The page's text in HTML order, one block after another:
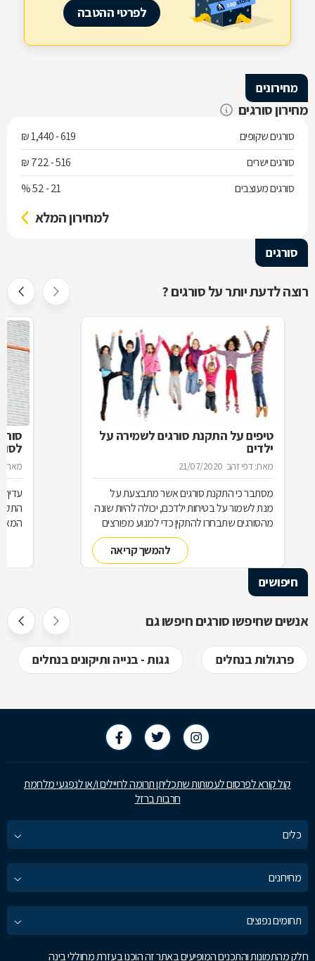
לפרטי ההטבה
מחירונים
מחירון סורגים
סורגים שקופים
619 - 1,440 ₪
סורגים ישרים
516 - 722 ₪
סורגים מעוצבים
21 - 52 %
למחירון המלא
סורגים
רוצה לדעת יותר על סורגים ?
טיפים על התקנת סורגים לשמירה על
ילדים
מאת: דפי זהב 21/07/2020
מסתבר כי התקנת סורגים אשר מתבצעת על
מנת לשמור על בטיחות ילדכם, יכולה להיות שונה
מהסורגים שתבחרו להתקין כדי למנוע מפורצים
להיכנס לביתכם. אילו סורגים מתאימים לשמירה
על בטיחות ילדכם? מדוע חשוב להקפיד על
סורגים מגולוונים? כיצד ניתן למנוע היווצרות חלודה
על הסורגים? כל הטיפים לפניכם
להמשך קריאה
מאת:
חיפושים
אנשים שחיפשו סורגים חיפשו גם
פרגולות בנחלים גגות - בנייה ותיקונים בנחלים
קול קורא לפרסום לעמותות שתכליתן תרומה לחיילים ו/או לנפגעי מלחמת
חרבות ברזל
כלים
מחירונים
תחומים נפוצים
חלק מהתמונות והתכנים המופיעים באתר זה הוכנו בעזרת מחוללי בינה